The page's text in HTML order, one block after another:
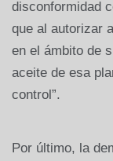
disconformidad
que al autorizar
en el ámbito de
aceite de esa
control”.
Por último, la